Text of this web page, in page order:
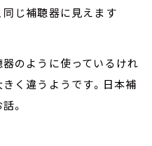
同じ補聴器に見えます
のように使っているけれ
く違うようです。日本補
。